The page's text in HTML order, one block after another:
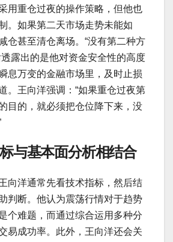
用重仓过夜的操作策略，但他也
。如果第二天市场走势未能如
仓甚至清仓离场。“没有第二种方
露出的是他对资金安全性的高度
息万变的金融市场里，及时止损
。王向洋强调：“如果重仓过夜第
目的，就必须把仓位降下来，没
与基本面分析相结合
向洋通常先看技术指标，然后结
判断。他认为震荡行情对于趋势
个难题，而通过综合运用多种分
易成功率。此外，王向洋还会关